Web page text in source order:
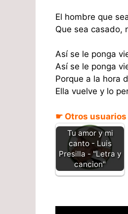
El hombre que
Que sea casado,
Así se le ponga
Así se le ponga
Porque a la hora
Ella vuelve y lo
☛ Otros
Tu amor y mi
canto - Luis
Presilla - "Letra y
cancion"